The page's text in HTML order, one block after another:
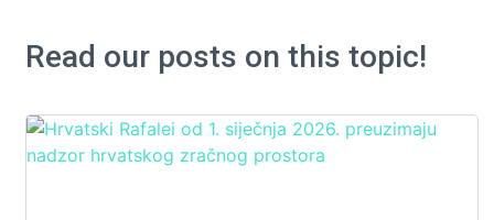
Read our posts on this topic!